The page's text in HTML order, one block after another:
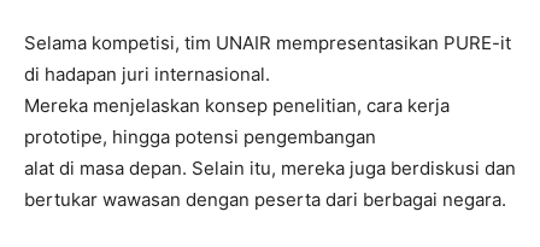
Selama kompetisi, tim UNAIR mempresentasikan PURE-it
di hadapan juri internasional.
Mereka menjelaskan konsep penelitian, cara kerja
prototipe, hingga potensi pengembangan
alat di masa depan. Selain itu, mereka juga berdiskusi dan
bertukar wawasan dengan peserta dari berbagai negara.